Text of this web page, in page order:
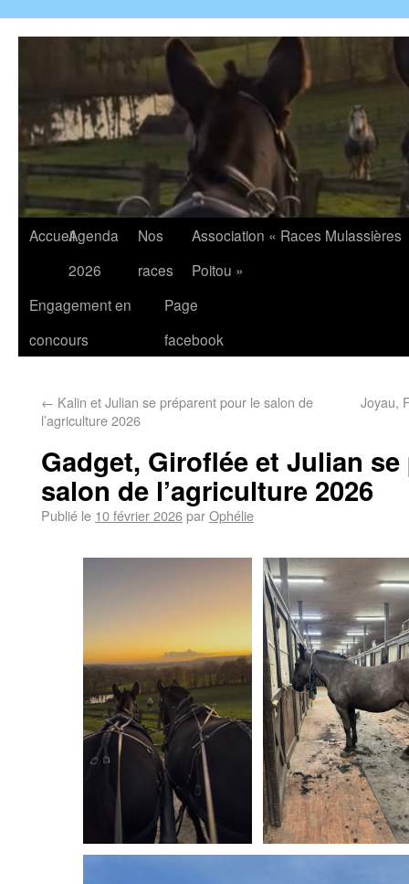
AccueilAgenda
2026
Nos
races
Association « Races Mulassières
Poitou »
Engagement en
concours
Page
facebook
← Kalin et Julian se préparent pour le salon de
l’agriculture 2026
Joyau,
Gadget, Giroflée et Julian
salon de l’agriculture 2026
Publié le 10 février 2026parOphélie